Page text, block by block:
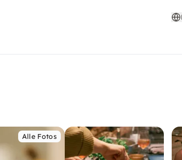
Alle Fotos